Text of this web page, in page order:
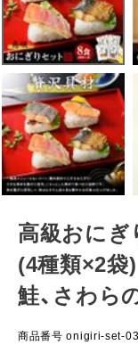
高級おにぎ
(4種類×2袋
鮭、さわら
商品番号 onigiri-set-03